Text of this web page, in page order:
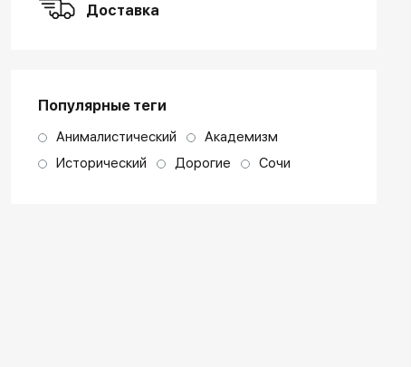
Доставка
Популярные теги
Анималистический
Академизм
Исторический
Дорогие Сочи